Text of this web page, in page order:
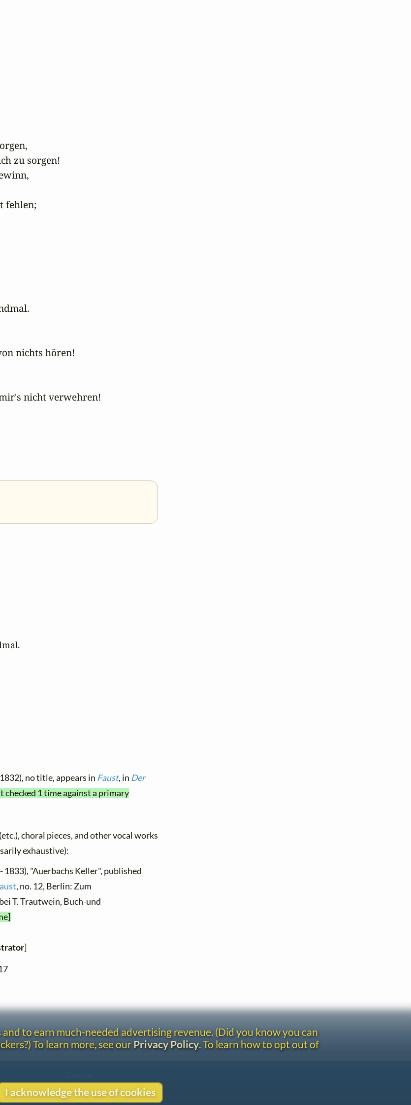
zu sorgen!
fehlen;
nichts hören!
nicht verwehren!
no title, appears in Faust, in Der
checked 1 time against a primary
choral pieces, and other vocal works
exhaustive):
1833), "Auerbachs Keller", published
, no. 12, Berlin: Zum
T. Trautwein, Buch-und
]
to earn much-needed advertising revenue. (Did you know you can
To learn more, see ourPrivacy Policy. To learn how to opt out of
I acknowledge the use of cookies
Copyright
Privacy